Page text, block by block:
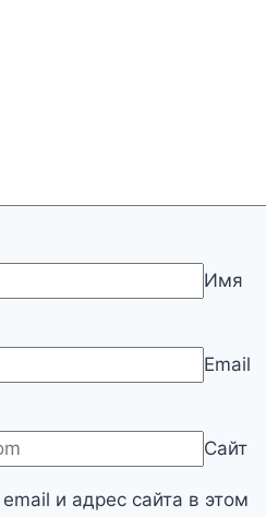
Имя
Email
Сайт
и адрес сайта в этом